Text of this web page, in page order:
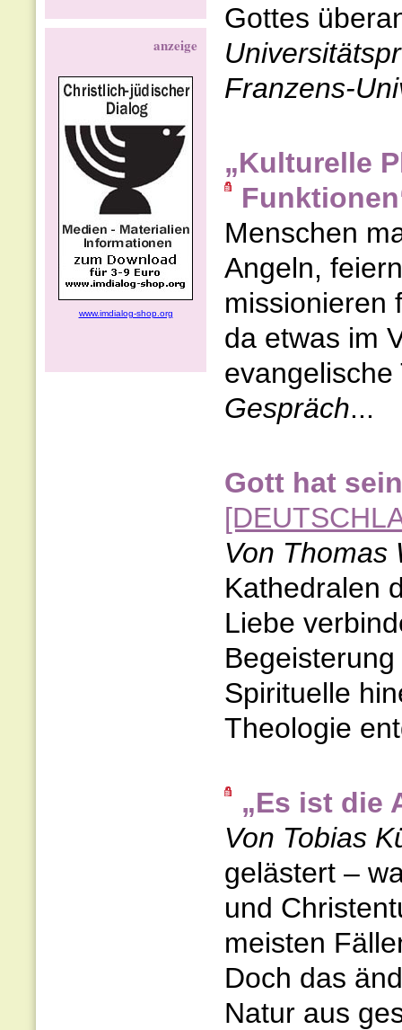
anzeige
www.imdialog-shop.org
Gottes
Franzens-
„Kulturelle
Menschen
Angeln,
missionieren
da etwas im
Gespräch...
Gott hat
Von Thomas
Kathedralen
Liebe
Spirituelle
Theologie
„Es ist die
Von Tobias
gelästert –
und
meisten
Doch das
Natur aus